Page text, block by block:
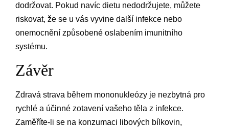
dodržovat. Pokud navíc dietu nedodržujete, můžete
riskovat, že se u vás vyvine další infekce nebo
onemocnění způsobené oslabením imunitního
systému.
Závěr
Zdravá strava během mononukleózy je nezbytná pro
rychlé a účinné zotavení vašeho těla z infekce.
Zaměříte-li se na konzumaci libových bílkovin,